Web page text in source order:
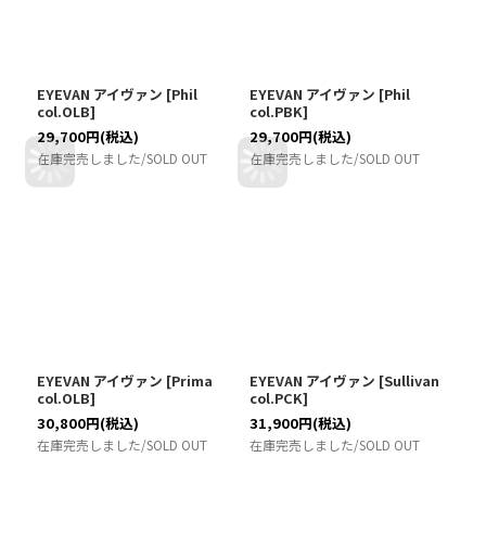
EYEVAN アイヴァン [Phil
col.OLB]
29,700円(税込)
在庫完売しました/SOLD OUT
EYEVAN アイヴァン [Phil
col.PBK]
29,700円(税込)
在庫完売しました/SOLD OUT
EYEVAN アイヴァン [Prima
col.OLB]
30,800円(税込)
在庫完売しました/SOLD OUT
EYEVAN アイヴァン [Sullivan
col.PCK]
31,900円(税込)
在庫完売しました/SOLD OUT